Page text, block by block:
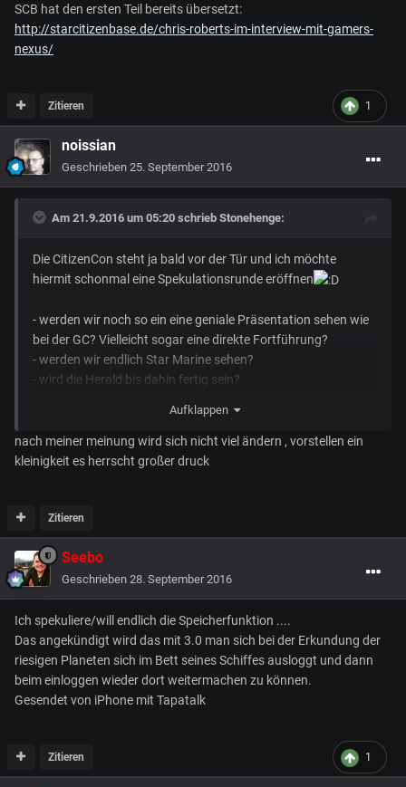
SCB hat den ersten Teil bereits übersetzt:
http://starcitizenbase.de/chris-roberts-im-interview-mit-gamers-
nexus/
1
Zitieren
noissian
Geschrieben 25. September 2016
Am 21.9.2016 um 05:20 schrieb Stonehenge:
Die CitizenCon steht ja bald vor der Tür und ich möchte
hiermit schonmal eine Spekulationsrunde eröffnen
- werden wir noch so ein eine geniale Präsentation sehen wie
bei der GC? Vielleicht sogar eine direkte Fortführung?
- werden wir endlich Star Marine sehen?
- wird die Herald bis dahin fertig sein?
GC war ja Exploration das Thema....was könnte diesmal der
Fall sein?
Aufklappen
nach meiner meinung wird sich nicht viel ändern , vorstellen ein
kleinigkeit es herrscht großer druck
Zitieren
Seebo
Geschrieben 28. September 2016
Ich spekuliere/will endlich die Speicherfunktion ....
Das angekündigt wird das mit 3.0 man sich bei der Erkundung der
riesigen Planeten sich im Bett seines Schiffes ausloggt und dann
beim einloggen wieder dort weitermachen zu können.
Gesendet von iPhone mit Tapatalk
1
Zitieren